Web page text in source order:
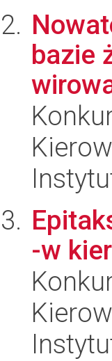
bazie
-w